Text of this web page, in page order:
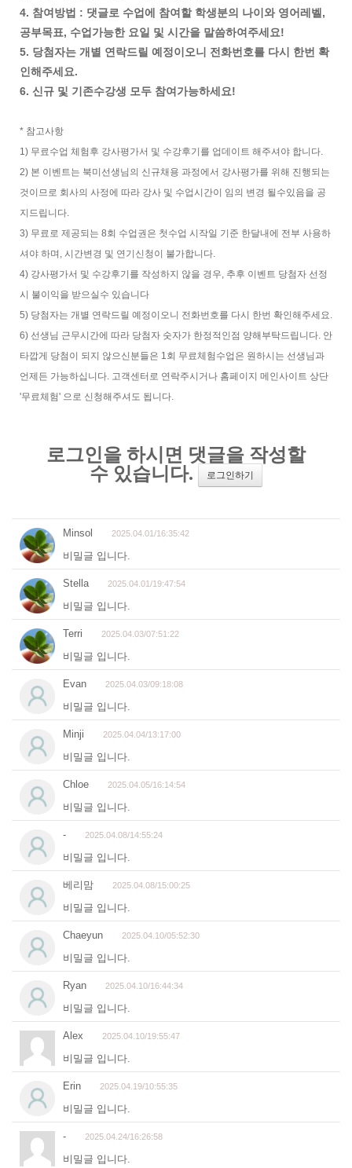
4. 참여방법 : 댓글로 수업에 참여할 학생분의 나이와 영어레벨,
공부목표, 수업가능한 요일 및 시간을 말씀하여주세요!
5. 당첨자는 개별 연락드릴 예정이오니 전화번호를 다시 한번 확
인해주세요.
6. 신규 및 기존수강생 모두 참여가능하세요!
* 참고사항
1) 무료수업 체험후 강사평가서 및 수강후기를 업데이트 해주셔야 합니다.
2) 본 이벤트는 북미선생님의 신규채용 과정에서 강사평가를 위해 진행되는
것이므로 회사의 사정에 따라 강사 및 수업시간이 임의 변경 될수있음을 공
지드립니다.
3) 무료로 제공되는 8회 수업권은 첫수업 시작일 기준 한달내에 전부 사용하
셔야 하며, 시간변경 및 연기신청이 불가합니다.
4) 강사평가서 및 수강후기를 작성하지 않을 경우, 추후 이벤트 당첨자 선정
시 불이익을 받으실수 있습니다
5) 당첨자는 개별 연락드릴 예정이오니 전화번호를 다시 한번 확인해주세요.
6) 선생님 근무시간에 따라 당첨자 숫자가 한정적인점 양해부탁드립니다. 안
타깝게 당첨이 되지 않으신분들은 1회 무료체험수업은 원하시는 선생님과
언제든 가능하십니다. 고객센터로 연락주시거나 홈페이지 메인사이트 상단
'무료체험' 으로 신청해주셔도 됩니다.